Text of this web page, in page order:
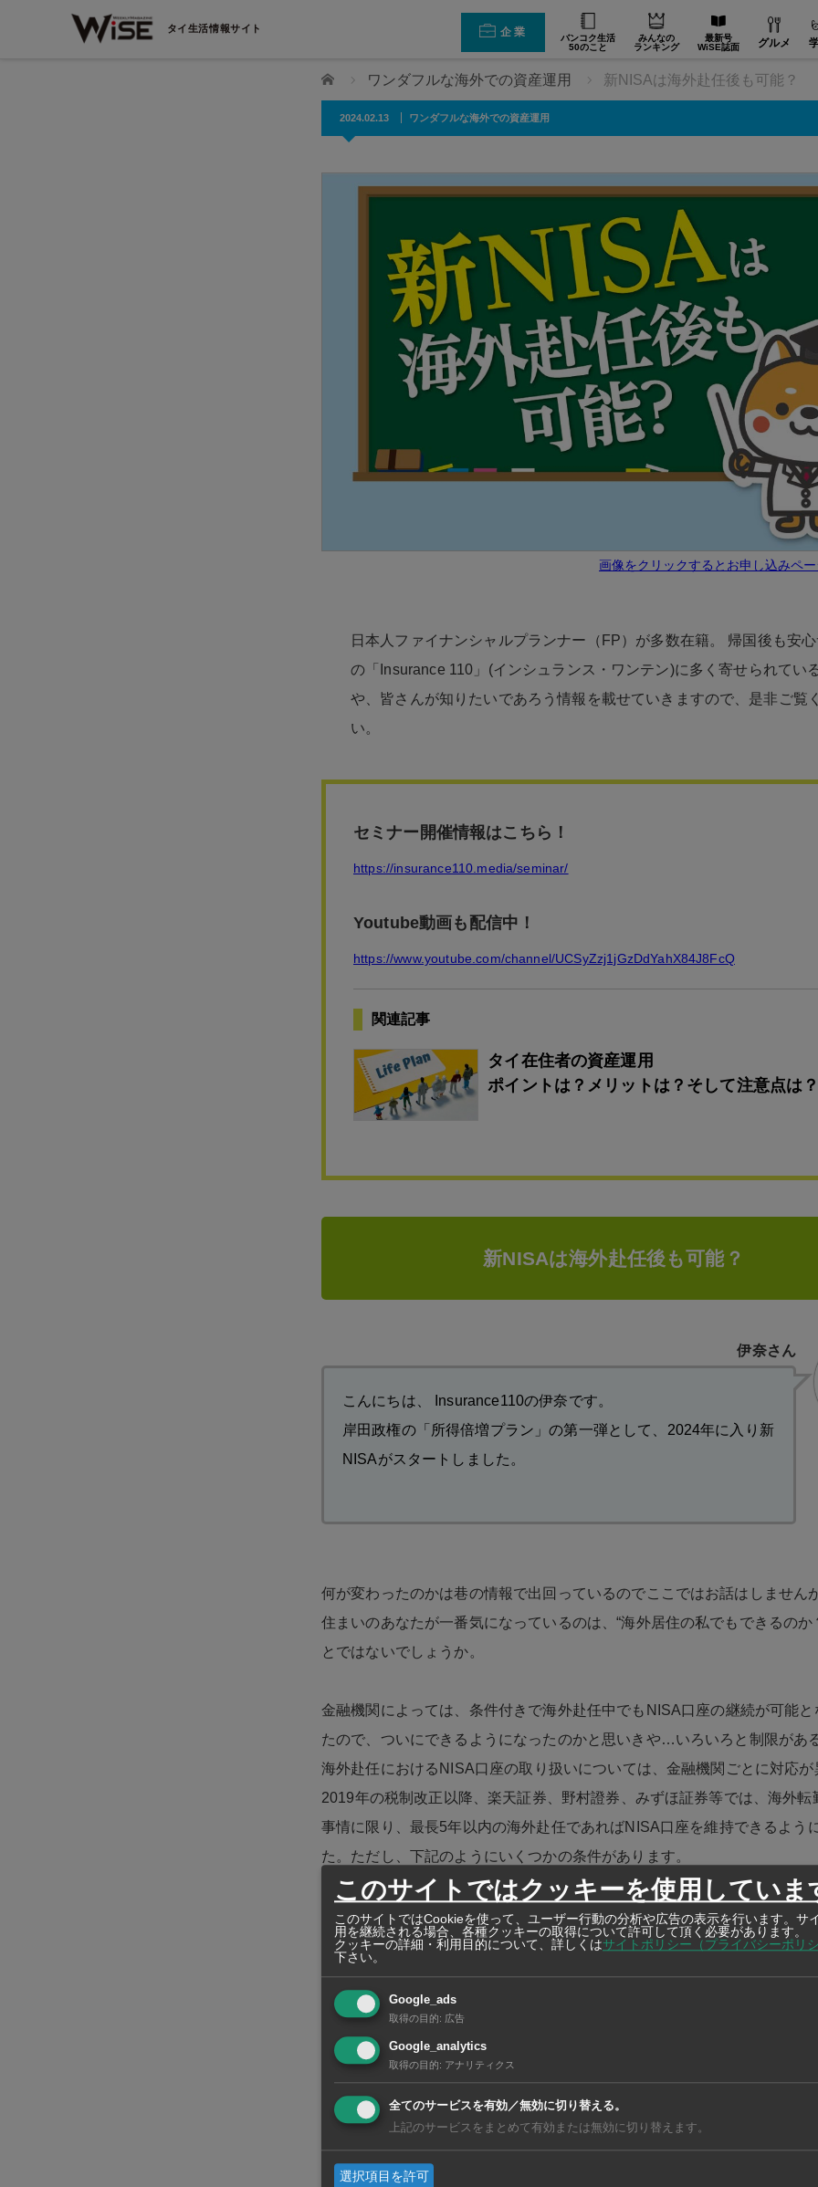
タイ生活情報サイト 企業
バンコク生活
50のこと
みんなの
ランキング
最新号
WiSE誌面
グルメ
ホーム ワンダフルな海外での資産運用 新NISAは海外赴任後も可能？
2024.02.13 ワンダフルな海外での資産運用
画像をクリックするとお申し込みペ
日本人ファイナンシャルプランナー（FP）が多数在籍。 帰国後も安
の「Insurance 110」(インシュランス・ワンテン)に多く寄せられてい
や、皆さんが知りたいであろう情報を載せていきますので、是非ご覧
い。
セミナー開催情報はこちら！
https://insurance110.media/seminar/
Youtube動画も配信中！
https://www.youtube.com/channel/UCSyZzj1jGzDdYahX84J8FcQ
関連記事
タイ在住者の資産運用
ポイントは？メリットは？そして注意点は
新NISAは海外赴任後も可能？
伊奈さん
こんにちは、 Insurance110の伊奈です。
岸田政権の「所得倍増プラン」の第一弾として、2024年に入り新
NISAがスタートしました。
何が変わったのかは巷の情報で出回っているのでここではお話はしません
住まいのあなたが一番気になっているのは、“海外居住の私でもできるのか
とではないでしょうか。
金融機関によっては、条件付きで海外赴任中でもNISA口座の継続が可能
たので、ついにできるようになったのかと思いきや…いろいろと制限があ
海外赴任におけるNISA口座の取り扱いについては、金融機関ごとに対応
2019年の税制改正以降、楽天証券、野村證券、みずほ証券等では、海外転
事情に限り、最長5年以内の海外赴任であればNISA口座を維持できるよう
た。ただし、下記のようにいくつかの条件があります。
海外から新たにNISA商品へ投資できない
海外赴任中、NISA口座の維持は可能ですが、新たにNISA商品を買付ける
せん。
楽天証券、野村證券、みずほ証券等では、海外赴任をする人がNISA口座
口座を継続して保有できるようになりました。また帰国時には「帰国届出
ることで、帰国してからも再びNISA口座を利用できるようになり、その
けが可能となります。
このサイトではクッキーを使用していま
このサイトではCookieを使って、ユーザー行動の分析や広告の表示を行います。サ
用を継続される場合、各種クッキーの取得について許可して頂く必要があります。
クッキーの詳細・利用目的について、詳しくはサイトポリシー（プライバシーポリ
下さい。
Google_ads
取得の目的: 広告
Google_analytics
取得の目的: アナリティクス
全てのサービスを有効／無効に切り替える。
上記のサービスをまとめて有効または無効に切り替えます。
選択項目を許可